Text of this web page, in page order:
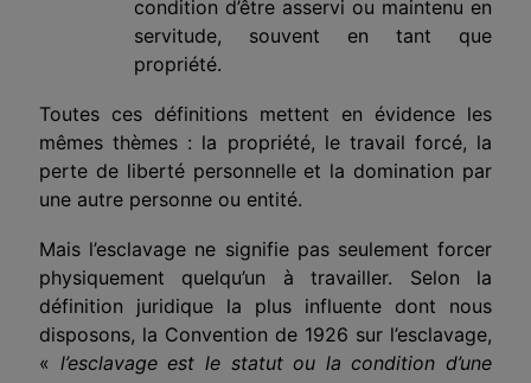
condition d’être asservi ou maintenu en
servitude, souvent en tant que
propriété.
Toutes ces définitions mettent en évidence les
mêmes thèmes : la propriété, le travail forcé, la
perte de liberté personnelle et la domination par
une autre personne ou entité.
Mais l’esclavage ne signifie pas seulement forcer
physiquement quelqu’un à travailler. Selon la
définition juridique la plus influente dont nous
disposons, la Convention de 1926 sur l’esclavage,
« l’esclavage est le statut ou la condition d’une